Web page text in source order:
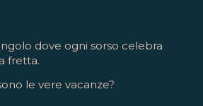
dove ogni sorso celebra
fretta.
le vere vacanze?